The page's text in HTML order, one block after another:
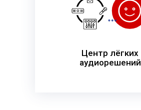
Центр лёгких
аудиорешений